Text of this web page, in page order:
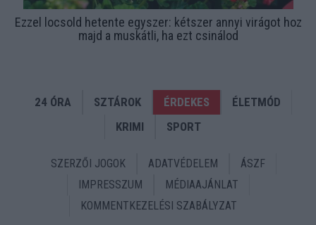
Ezzel locsold hetente egyszer: kétszer annyi virágot hoz
majd a muskátli, ha ezt csinálod
24 ÓRA SZTÁROK ÉRDEKES
ÉLETMÓD
KRIMI
SPORT
SZERZŐI JOGOK ADATVÉDELEM
ÁSZF
IMPRESSZUM
MÉDIAAJÁNLAT
KOMMENTKEZELÉSI SZABÁLYZAT